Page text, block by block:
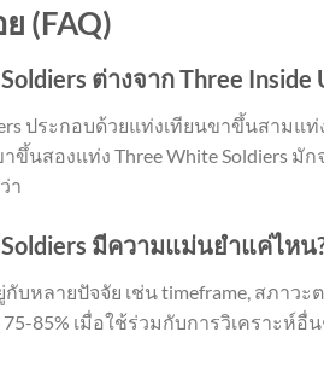
(FAQ)
ต่างจาก Three Inside
ประกอบด้วยแท่งเทียนขาขึ้นสาม
ขึ้นสองแท่ง Three White Soldiers
า
มีความแม่นยำแค่ไหน
บหลายปัจจัย เช่น timeframe, สภาว
85% เมื่อใช้ร่วมกับการวิเคราะห์